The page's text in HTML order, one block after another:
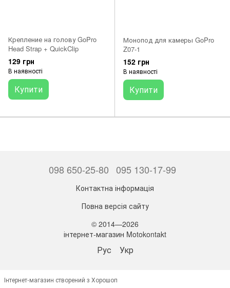
Крепление на голову GoPro
Head Strap + QuickClip
129 грн
В наявності
Купити
Монопод для камеры GoPro
Z07-1
152 грн
В наявності
Купити
098 650-25-80 095 130-17-99
Контактна інформація
Повна версія сайту
© 2014—2026
інтернет-магазин Motokontakt
Рус Укр
Інтернет-магазин створений з Хорошоп